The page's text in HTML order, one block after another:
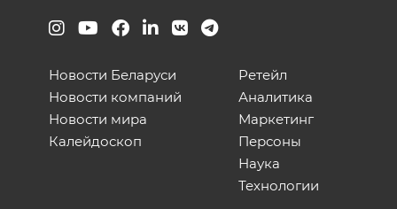
Новости Беларуси
Новости компаний
Новости мира
Калейдоскоп
Ретейл
Аналитика
Маркетинг
Персоны
Наука
Технологии